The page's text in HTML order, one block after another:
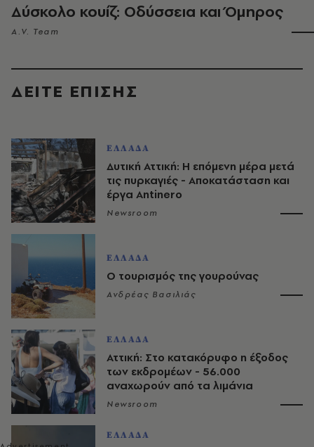
Δύσκολο κουίζ: Οδύσσεια και Όμηρος
A.V. Team
ΔΕΙΤΕ ΕΠΙΣΗΣ
ΕΛΛΑΔΑ
Δυτική Αττική: Η επόμενη μέρα μετά
τις πυρκαγιές - Αποκατάσταση και
έργα Antinero
Newsroom
ΕΛΛΑΔΑ
Ο τουρισμός της γουρούνας
Ανδρέας Βασιλιάς
ΕΛΛΑΔΑ
Αττική: Στο κατακόρυφο η έξοδος
των εκδρομέων - 56.000
αναχωρούν από τα λιμάνια
Newsroom
ΕΛΛΑΔΑ